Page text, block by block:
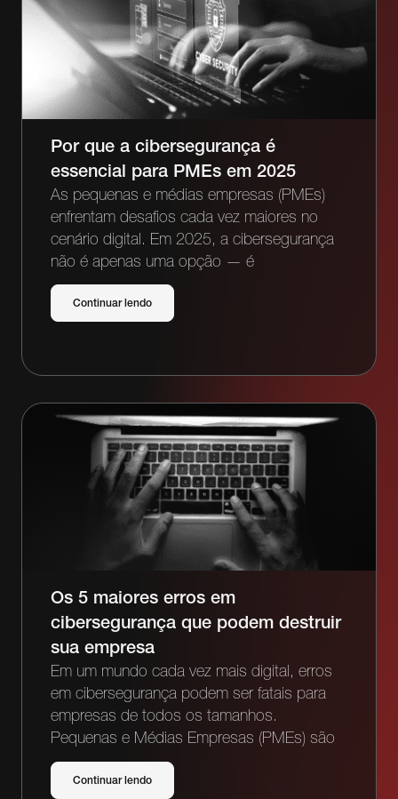
Por que a cibersegurança é
essencial para PMEs em 2025
As pequenas e médias empresas (PMEs)
enfrentam desafios cada vez maiores no
cenário digital. Em 2025, a cibersegurança
não é apenas uma opção — é
Continuar lendo
Os 5 maiores erros em
cibersegurança que podem destruir
sua empresa
Em um mundo cada vez mais digital, erros
em cibersegurança podem ser fatais para
empresas de todos os tamanhos.
Pequenas e Médias Empresas (PMEs) são
Continuar lendo